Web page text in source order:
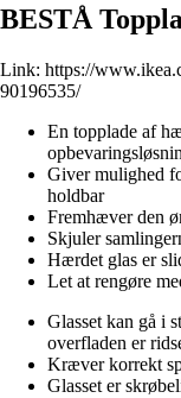
BESTÅ
Link: https://
90196535/
En topplade af
Giver mulighed
holdbar
Fremhæver den
Skjuler
Hærdet glas er
Let at rengøre
Glasset kan gå i
overfladen er
Kræver korrekt
Glasset er